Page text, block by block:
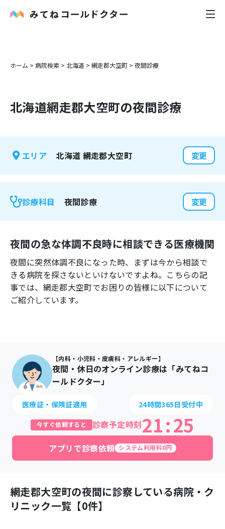
内科
花粉症
感染症
よくあるご質問
ホーム > 病院検索 > 北海道 > 網走郡大空町 > 夜間診療
北海道網走郡大空町の夜間診療
エリア 北海道 網走郡大空町 変更
診療科目 夜間診療 変更
夜間の急な体調不良時に相談できる医療機関
夜間に突然体調不良になった時、まずは今から相談で
きる病院を探さないといけないですよね。こちらの記
事では、 網走郡大空町でお困りの皆様に以下について
ご紹介しています。
【内科・小児科・皮膚科・アレルギー】
夜間・休日のオンライン診療は「みてねコ
ールドクター」
医療証・保険証適用 24時間365日受付中
今すぐ依頼すると 診察予定時刻21:25
アプリで診察依頼 システム利用料0円
網走郡大空町の夜間に診察している病院・ク
リニック一覧【0件】